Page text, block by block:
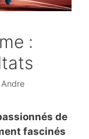
:
de
fascinés